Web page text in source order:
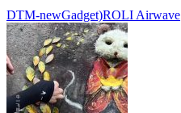
DTM-newGadget)ROLI Airwave